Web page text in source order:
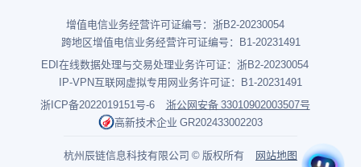
增值电信业务经营许可证编号：浙B2-20230054
跨地区增值电信业务经营许可证编号：B1-20231491
EDI在线数据处理与交易处理业务许可证：浙B2-20230054
IP-VPN互联网虚拟专用网业务许可证：B1-20231491
浙ICP备2022019151号-6
浙公网安备 33010902003507号
高新技术企业 GR202433002203
杭州辰链信息科技有限公司 © 版权所有 网站地图